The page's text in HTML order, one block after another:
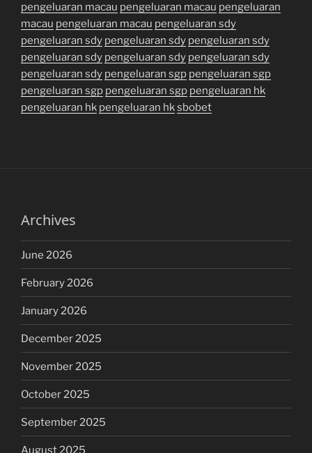
pengeluaran macau pengeluaran macau pengeluaran
macau pengeluaran macau pengeluaran sdy
pengeluaran sdy pengeluaran sdy pengeluaran sdy
pengeluaran sdy pengeluaran sdy pengeluaran sdy
pengeluaran sdy pengeluaran sgp pengeluaran sgp
pengeluaran sgp pengeluaran sgp pengeluaran hk
pengeluaran hk pengeluaran hksbobet
Archives
June 2026
February 2026
January 2026
December 2025
November 2025
October 2025
September 2025
August 2025